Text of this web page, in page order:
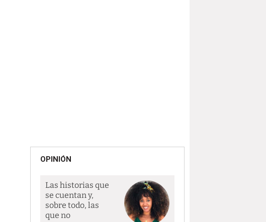
OPINIÓN
Las historias que
se cuentan y,
sobre todo, las
que no